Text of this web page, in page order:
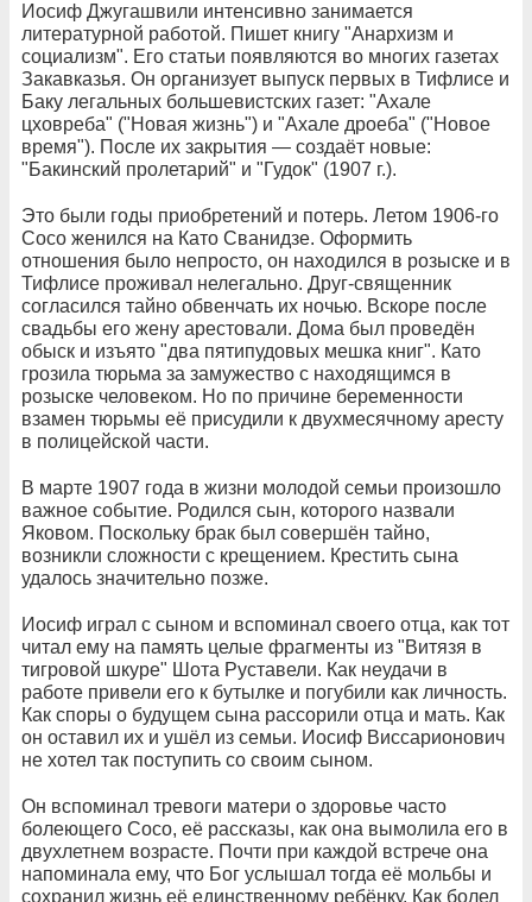
Иосиф Джугашвили интенсивно занимается
литературной работой. Пишет книгу "Анархизм и
социализм". Его статьи появляются во многих газетах
Закавказья. Он организует выпуск первых в Тифлисе и
Баку легальных большевистских газет: "Ахале
цховреба" ("Новая жизнь") и "Ахале дроеба" ("Новое
время"). После их закрытия — создаёт новые:
"Бакинский пролетарий" и "Гудок" (1907 г.).
Это были годы приобретений и потерь. Летом 1906-го
Сосо женился на Като Сванидзе. Оформить
отношения было непросто, он находился в розыске и в
Тифлисе проживал нелегально. Друг-священник
согласился тайно обвенчать их ночью. Вскоре после
свадьбы его жену арестовали. Дома был проведён
обыск и изъято "два пятипудовых мешка книг". Като
грозила тюрьма за замужество с находящимся в
розыске человеком. Но по причине беременности
взамен тюрьмы её присудили к двухмесячному аресту
в полицейской части.
В марте 1907 года в жизни молодой семьи произошло
важное событие. Родился сын, которого назвали
Яковом. Поскольку брак был совершён тайно,
возникли сложности с крещением. Крестить сына
удалось значительно позже.
Иосиф играл с сыном и вспоминал своего отца, как тот
читал ему на память целые фрагменты из "Витязя в
тигровой шкуре" Шота Руставели. Как неудачи в
работе привели его к бутылке и погубили как личность.
Как споры о будущем сына рассорили отца и мать. Как
он оставил их и ушёл из семьи. Иосиф Виссарионович
не хотел так поступить со своим сыном.
Он вспоминал тревоги матери о здоровье часто
болеющего Сосо, её рассказы, как она вымолила его в
двухлетнем возрасте. Почти при каждой встрече она
напоминала ему, что Бог услышал тогда её мольбы и
сохранил жизнь её единственному ребёнку. Как болел